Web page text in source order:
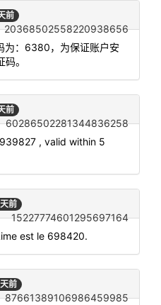
前
20368502558220938656
为：6380，为保证账户安
。
前
60286502281344836258
, valid within 5
前
15227774601295697164
est le 698420.
前
87661389106986459985